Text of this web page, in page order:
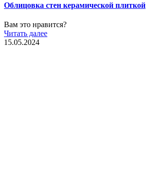
Облицовка стен керамической плиткой
Вам это нравится?
Читать далее
15.05.2024